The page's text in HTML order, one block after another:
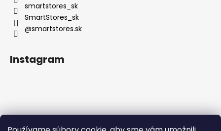
smartstores_sk
SmartStores_sk
@smartstores.sk
Instagram